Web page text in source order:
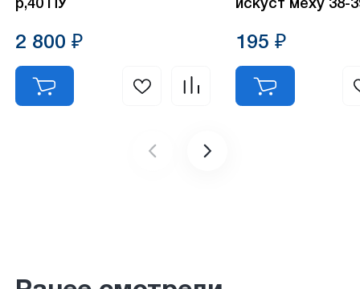
р,40 ПУ
2 800 ₽
искуст меху 38-
195 ₽